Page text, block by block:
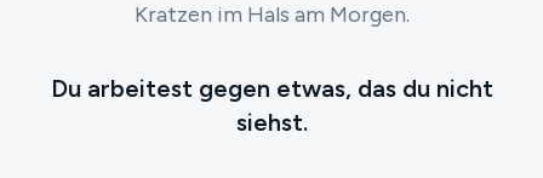
Kratzen im Hals am Morgen.
Du arbeitest gegen etwas, das du nicht
siehst.